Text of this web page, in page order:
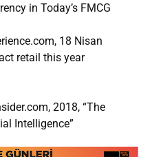
in Today’s FMCG
18 Nisan
retail this year
2018, “The
Intelligence”